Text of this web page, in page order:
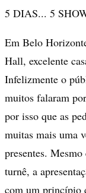
5 DIAS... 5
Em Belo
Hall, excelente
Infelizmente o
muitos falaram
por isso que as
muitas mais uma
presentes.
turnê, a
com um princípio